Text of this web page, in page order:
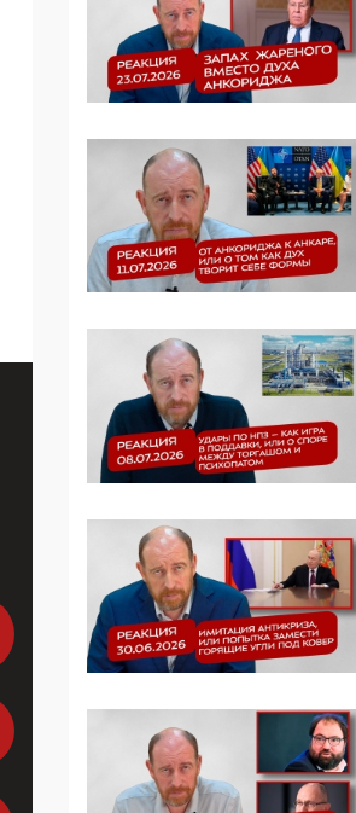
Эзотерика,
инфоцыганство и
лженаука под ширмой
защиты традиционных
выступал на форуме
«Россия 809. Традиции
будущего»
09:40, 06 Мая 2026
Симулякр патриотизма
профилактика негатива
среди молодежи снова
отдана на откуп
«движперам»
03:35, 25 Апреля 2026
парламентаризма: как
институт
народовластия
превратился в «чего
изволите» для
Правительства и АП
06:29, 15 Апреля 2026
Социальный фонд
России – пионер
жесткого внедрения